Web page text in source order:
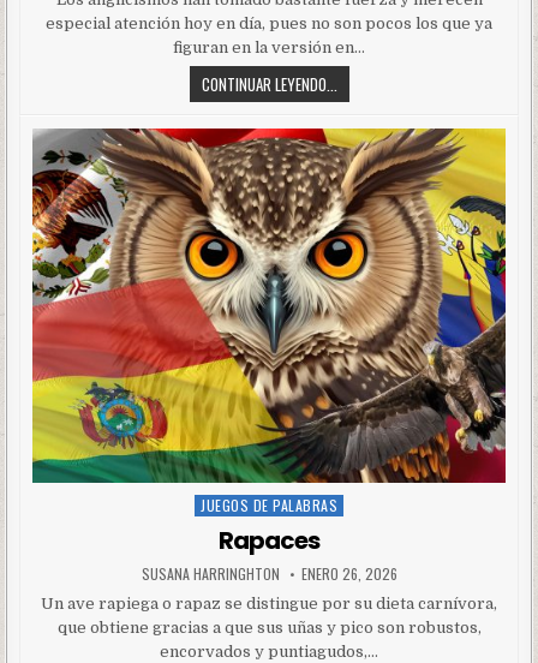
especial atención hoy en día, pues no son pocos los que ya
figuran en la versión en…
CONTINUAR LEYENDO...
Posted
JUEGOS DE PALABRAS
Rapaces
SUSANA HARRINGHTON ENERO 26, 2026
Un ave rapiega o rapaz se distingue por su dieta carnívora,
que obtiene gracias a que sus uñas y pico son robustos,
encorvados y puntiagudos,…